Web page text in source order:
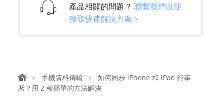
產品相關的問題？ 聯繫我們以便
獲取快速解決方案 >
手機資料傳輸
如何同步 iPhone 和 iPad 行事
曆？用 2 種簡單的方法解決